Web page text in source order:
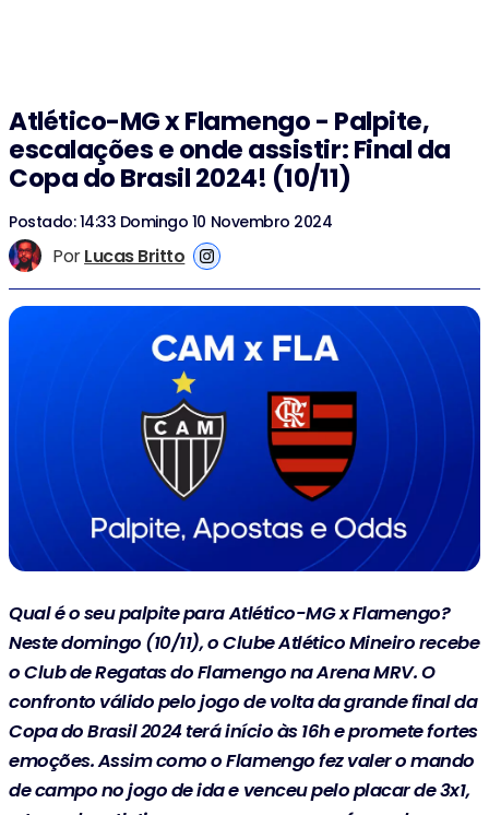
Atlético-MG x Flamengo - Palpite,
escalações e onde assistir: Final da
Copa do Brasil 2024! (10/11)
PorLucas Britto
Postado: 14:33 Domingo 10 Novembro 2024
Qual é o seu palpite para Atlético-MG x Flamengo?
Neste domingo (10/11), o Clube Atlético Mineiro recebe
o Club de Regatas do Flamengo na Arena MRV. O
confronto válido pelo jogo de volta da grande final da
Copa do Brasil 2024 terá início às 16h e promete fortes
emoções. Assim como o Flamengo fez valer o mando
de campo no jogo de ida e venceu pelo placar de 3x1,